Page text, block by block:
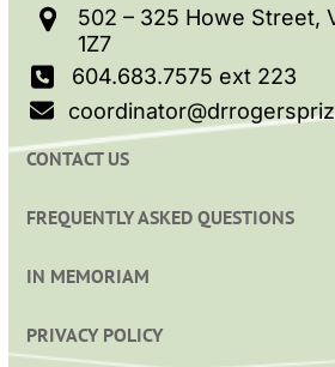
502 – 325 Howe Street,
1Z7
604.683.7575 ext 223
CONTACT US
FREQUENTLY ASKED QUESTIONS
IN MEMORIAM
PRIVACY POLICY